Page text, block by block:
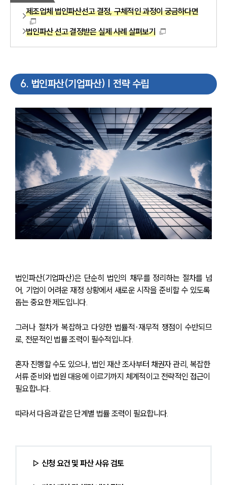
제조업체 법인파산선고 결정, 구체적인 과정이 궁금하다면
법인파산 선고 결정받은 실제 사례 살펴보기
6. 법인파산(기업파산) | 전략 수립
법인파산(기업파산)은 단순히 법인의 채무를 정리하는 절차를 넘
어, 기업이 어려운 재정 상황에서 새로운 시작을 준비할 수 있도록
돕는 중요한 제도입니다.
그러나 절차가 복잡하고 다양한 법률적·재무적 쟁점이 수반되므
로, 전문적인 법률 조력이 필수적입니다.
혼자 진행할 수도 있으나, 법인 재산 조사부터 채권자 관리, 복잡한
서류 준비와 법원 대응에 이르기까지 체계적이고 전략적인 접근이
필요합니다.
따라서 다음과 같은 단계별 법률 조력이 필요합니다.
▷ 신청 요건 및 파산 사유 검토